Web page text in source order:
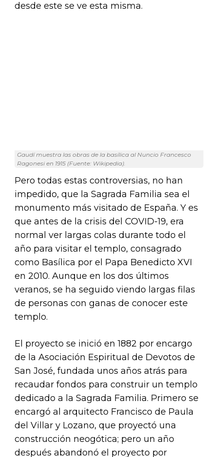
desde este se ve esta misma.
Gaudí muestra las obras de la basílica al Nuncio Francesco
Ragonesi en 1915 (Fuente: Wikipedia).
Pero todas estas controversias, no han
impedido, que la Sagrada Familia sea el
monumento más visitado de España. Y es
que antes de la crisis del COVID-19, era
normal ver largas colas durante todo el
año para visitar el templo, consagrado
como Basílica por el Papa Benedicto XVI
en 2010. Aunque en los dos últimos
veranos, se ha seguido viendo largas filas
de personas con ganas de conocer este
templo.
El proyecto se inició en 1882 por encargo
de la Asociación Espiritual de Devotos de
San José, fundada unos años atrás para
recaudar fondos para construir un templo
dedicado a la Sagrada Familia. Primero se
encargó al arquitecto Francisco de Paula
del Villar y Lozano, que proyectó una
construcción neogótica; pero un año
después abandonó el proyecto por